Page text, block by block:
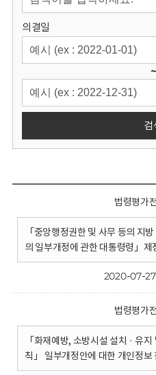
의결일
~
검
법령평가
「중앙행정권한 및 사무 등의 지
의 일부개정에 관한 대통령령」
2020-07-27
법령평가
「화재예방, 소방시설 설치 · 유
칙」 일부개정안에 대한 개인정보